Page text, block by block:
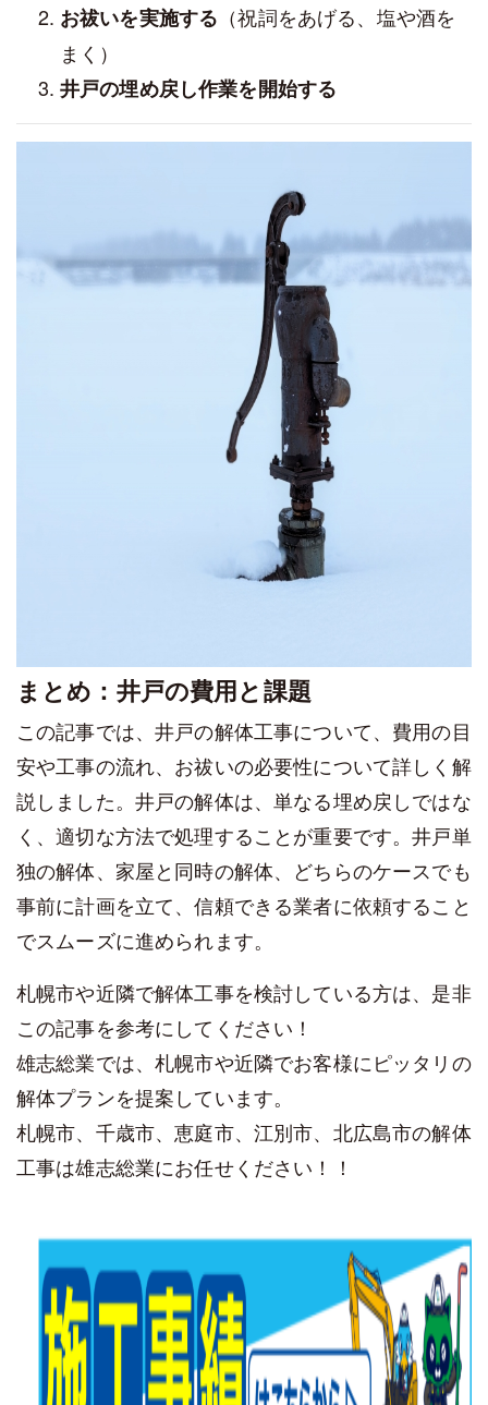
お祓いを実施する （祝詞をあげる、塩や酒を
まく）
井戸の埋め戻し作業を開始する
まとめ：井戸の費用と課題
この記事では、井戸の解体工事について、費用の目
安や工事の流れ、お祓いの必要性について詳しく解
説しました。井戸の解体は、単なる埋め戻しではな
く、適切な方法で処理することが重要です。井戸単
独の解体、家屋と同時の解体、どちらのケースでも
事前に計画を立て、信頼できる業者に依頼すること
でスムーズに進められます。
札幌市や近隣で解体工事を検討している方は、是非
この記事を参考にしてください！
雄志総業では、札幌市や近隣でお客様にピッタリの
解体プランを提案しています。
札幌市、千歳市、恵庭市、江別市、北広島市の解体
工事は雄志総業にお任せください！！